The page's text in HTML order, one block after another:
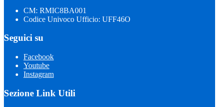
CM: RMIC8BA001
Codice Univoco Ufficio: UFF46O
Seguici su
Facebook
Youtube
Instagram
Sezione Link Utili